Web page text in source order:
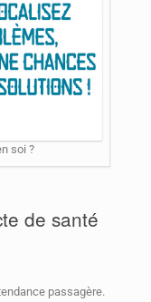
soi ?
de santé
passagère.